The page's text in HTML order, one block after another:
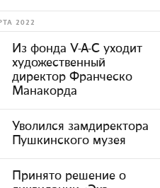
2022
Из фонда V-A-C уходит
художественный
директор Франческо
Манакорда
Уволился замдиректора
Пушкинского музея
Принято решение о